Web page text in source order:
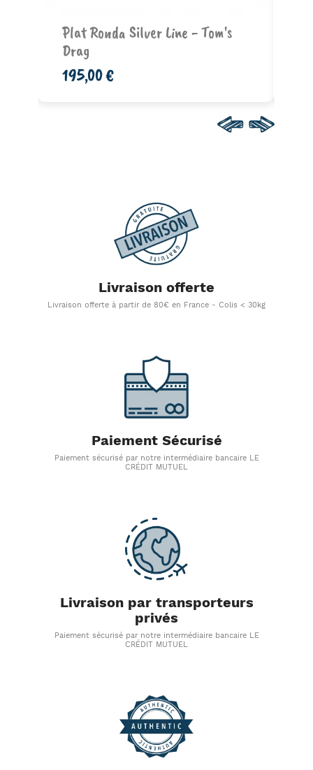
Plat Ronda Silver Line - Tom's
Drag
195,00 €
Livraison offerte
Livraison offerte à partir de 80€ en France - Colis < 30kg
Paiement Sécurisé
Paiement sécurisé par notre intermédiaire bancaire LE
CRÉDIT MUTUEL
Livraison par transporteurs
privés
Paiement sécurisé par notre intermédiaire bancaire LE
CRÉDIT MUTUEL